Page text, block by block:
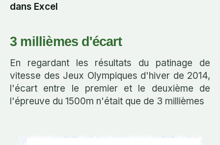
dans Excel
3 millièmes d'écart
En regardant les résultats du patinage de
vitesse des Jeux Olympiques d'hiver de 2014,
l'écart entre le premier et le deuxième de
l'épreuve du 1500m n'était que de 3 millièmes